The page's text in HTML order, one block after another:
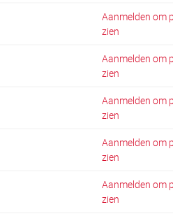
Aanmelden om
zien
Aanmelden om
zien
Aanmelden om
zien
Aanmelden om
zien
Aanmelden om
zien